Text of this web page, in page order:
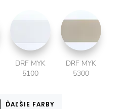
DRF MYK
5100
DRF MYK
5300
ĎAĽŠIE FARBY